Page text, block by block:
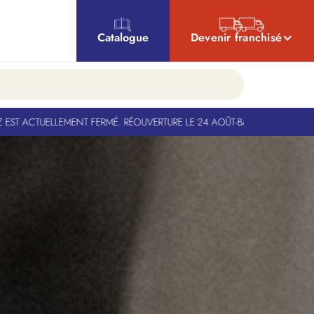
Catalogue Devenir franchisé
LE 24 AOÛT-BANQUIZ EST ACTUELLEMENT FERMÉ.